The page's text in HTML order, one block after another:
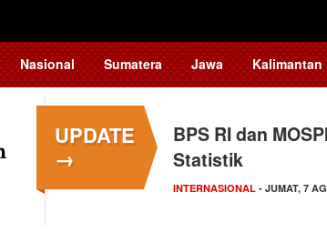
Nasional Sumatera Jawa Kalimantan
UPDATE
→
BPS RI dan
Statistik
INTERNASIONAL - JUMAT, 7